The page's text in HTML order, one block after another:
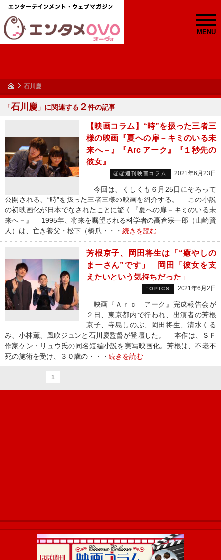
MENU
石川慶
「石川慶 」に関連する ２件の記事
【映画コラム】“時”を扱った三者三
様の映画『夏への扉－キミのいる未
来へ－』『Arc アーク』『１秒先の
彼女』
ほぼ週刊映画コラム 2021年6月23日
今回は、くしくも６月25日にそろって
公開される、“時”を扱った三者三様の映画を紹介する。 この小説
の初映画化が日本でなされたことに驚く『夏への扉－キミのいる未
来へ－』 1995年、将来を嘱望される科学者の高倉宗一郎（山崎賢
人）は、亡き養父・松下（橋爪・・・ 続きを読む
芳根京子、岡田将生は「“癒やしの
まーさん”です」 岡田「彼女を支
えたいという気持ちだった」
TOPICS 2021年6月2日
映画『Ａｒｃ アーク』完成報告会が
２日、東京都内で行われ、出演者の芳根
京子、寺島しのぶ、岡田将生、清水くる
み、小林薫、風吹ジュンと石川慶監督が登壇した。 本作は、ＳＦ
作家ケン・リュウ氏の同名短編小説を実写映画化。芳根は、不老不
死の施術を受け、３０歳の・・・ 続きを読む
1